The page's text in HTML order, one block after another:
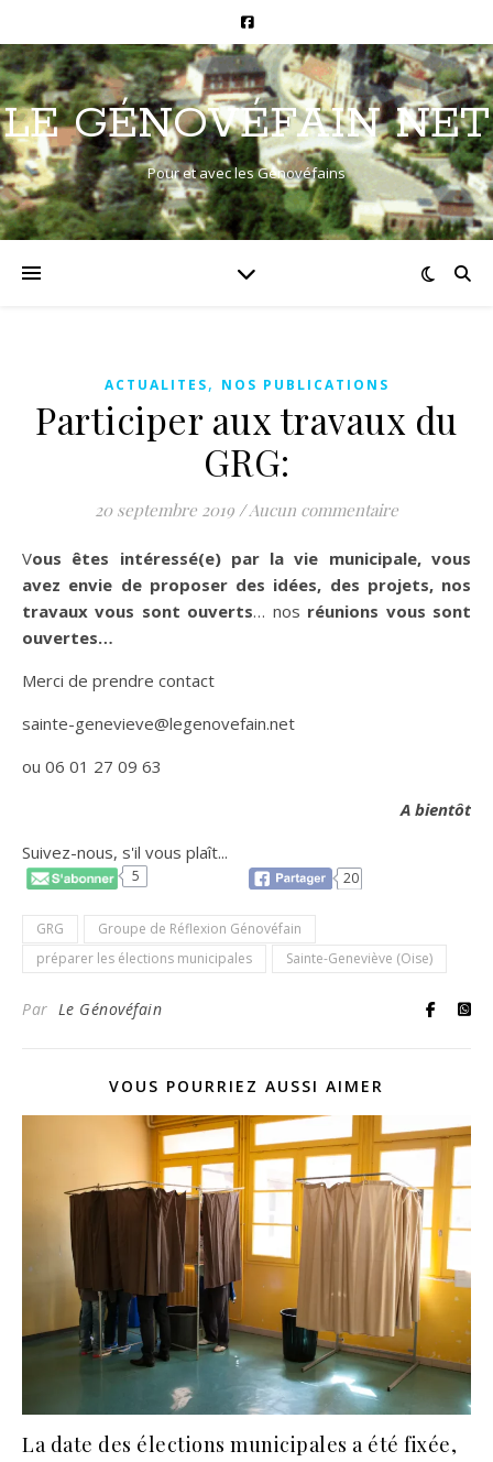
LE GÉNOVÉFAIN NET
Pour et avec les Génovéfains
ACTUALITES, NOS PUBLICATIONS
Participer aux travaux du
GRG:
20 septembre 2019 /Aucun commentaire
Vous êtes intéressé(e) par la vie municipale, vous
avez envie de proposer des idées, des projets, nos
travaux vous sont ouverts… nos réunions vous sont
ouvertes…
Merci de prendre contact
sainte-genevieve@legenovefain.net
ou 06 01 27 09 63
A bientôt
Suivez-nous, s'il vous plaît...
5 20
GRG
Groupe de Réflexion Génovéfain
préparer les élections municipales
Sainte-Geneviève (Oise)
Par Le Génovéfain
VOUS POURRIEZ AUSSI AIMER
La date des élections municipales a été fixée,